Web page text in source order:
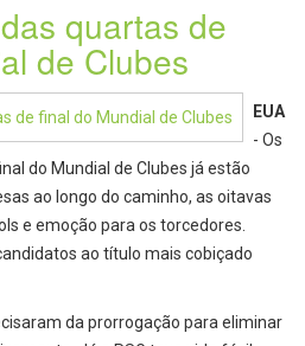
quartas de
de Clubes
EUA
- Os
do Mundial de Clubes já estão
ao longo do caminho, as oitavas
e emoção para os torcedores.
ao título mais cobiçado
da prorrogação para eliminar